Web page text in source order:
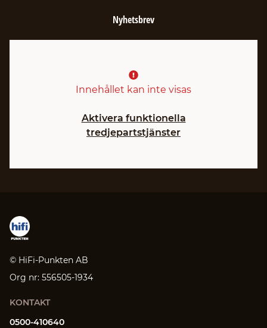
Nyhetsbrev
Innehållet kan inte visas
Aktivera funktionella
tredjepartstjänster
© HiFi-Punkten AB
Org nr: 556505-1934
KONTAKT
0500-410640